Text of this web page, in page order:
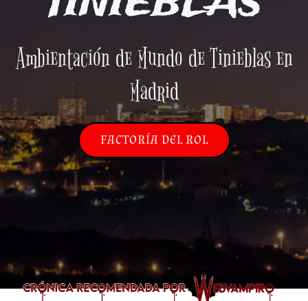
Ambientación de Mundo de Tinieblas en
Madrid
FACTORÍA DEL ROL